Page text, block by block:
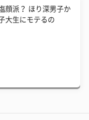
顔派？ ほり深男子か
大生にモテるの